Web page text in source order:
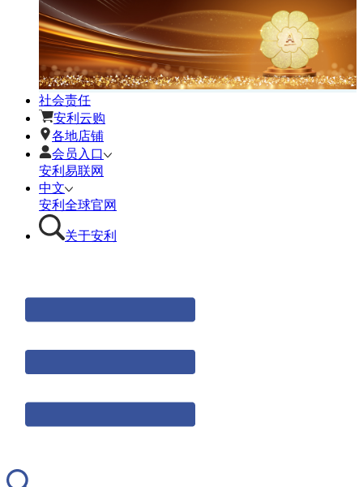
社会责任
安利云购
各地店铺
会员入口
安利易联网
中文
安利全球官网
关于安利